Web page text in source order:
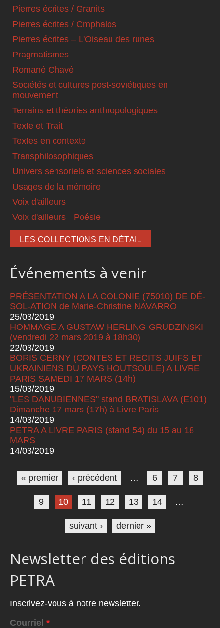
Pierres écrites / Granits
Pierres écrites / Omphalos
Pierres écrites – L'Oiseau des runes
Pragmatismes
Romané Chavé
Sociétés et cultures post-soviétiques en
mouvement
Terrains et théories anthropologiques
Texte et Trait
Textes en contexte
Transphilosophiques
Univers sensoriels et sciences sociales
Usages de la mémoire
Voix d'ailleurs
Voix d'ailleurs - Poésie
LES COLLECTIONS EN DÉTAIL
Événements à venir
PRÉSENTATION A LA COLONIE (75010) DE DÉ-
SOL-ATION de Marie-Christine NAVARRO
25/03/2019
HOMMAGE A GUSTAW HERLING-GRUDZINSKI
(vendredi 22 mars 2019 à 18h30)
22/03/2019
BORIS CERNY (CONTES ET RECITS JUIFS ET
UKRAINIENS DU PAYS HOUTSOULE) A LIVRE
PARIS SAMEDI 17 MARS (14h)
15/03/2019
"LES DANUBIENNES" stand BRATISLAVA (E101)
Dimanche 17 mars (17h) à Livre Paris
14/03/2019
PETRA A LIVRE PARIS (stand 54) du 15 au 18
MARS
14/03/2019
Pages
« premier ‹ précédent … 6 7 8
9 10 11 12 13 14 …
suivant › dernier »
Newsletter des éditions
PETRA
Inscrivez-vous à notre newsletter.
Courriel *